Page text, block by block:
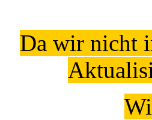
Da wir nicht